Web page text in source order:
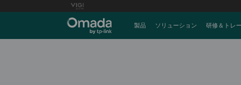
製品 ソリューション 研修＆トレ